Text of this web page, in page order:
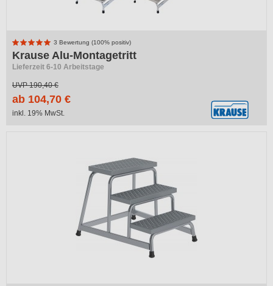
3 Bewertung (100% positiv)
Krause Alu-Montagetritt
Lieferzeit 6-10 Arbeitstage
UVP190,40 €
ab 104,70 €
inkl. 19% MwSt.